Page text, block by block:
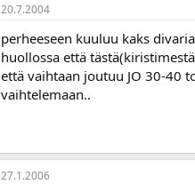
20.7.2004
perheeseen kuuluu kaks
huollossa että
että vaihtaan joutuu JO 30-40
vaihtelemaan..
27.1.2006